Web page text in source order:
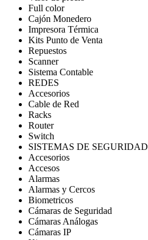
Full color
Cajón Monedero
Impresora Térmica
Kits Punto de Venta
Repuestos
Scanner
Sistema Contable
REDES
Accesorios
Cable de Red
Racks
Router
Switch
SISTEMAS DE SEGURIDAD
Accesorios
Accesos
Alarmas
Alarmas y Cercos
Biometricos
Cámaras de Seguridad
Cámaras Análogas
Cámaras IP